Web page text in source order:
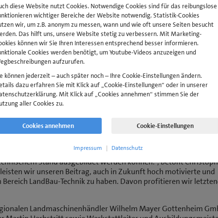
Bernd Hensle, Abteilungsleiter Überbetriebliche Ausbildung der
und regionalem Händler für die Leihgabe. „Wir können
dem aktuellsten Stand ausbilden. Diese Unterstützung hilft,
anwesenden Auszubildenden und Ausbilder aus der Land-
LandBauTechnik Baden, der stellvertretende Obermeister
und nahmen den neuen Schlepper direkt in Augenschein.
wurden dem Hersteller feierlich eine Sponsorenurkunde und
oft eingesetztes Fahrzeugmodell für die Ausbildungs- und
zur Verfügung. Neben Elektronik-, Getriebe- und
ist auch aktuellste satellitengestützte Technologie verbaut. Der
im Bildungshaus der Handwerkskammer Freiburg gerne.
Akademie in Freiburg zu unterstützen, damit die
Stand ausgebildet werden können.“, betont Christoph
wir unseren Beitrag, auch in Zukunft hoch motivierte und
LandBau-Technik zu haben. Davon profitieren wir
Landmaschinenhändler Wilhelm Mayer Gottenheim
diese Website nutzt Cookies. Notwendige Cookies sind für das reibungslose
wichtiger Bereiche der Website notwendig. Statistik-Cookies
wir, um z.B. anonym zu messen, wann und wie oft unsere Seiten besucht
Das hilft uns, unsere Website stetig zu verbessern. Mit Marketing-
können wir Sie Ihren Interessen entsprechend besser informieren.
Cookies werden benötigt, um Youtube-Videos anzuzeigen und
aufzurufen.
können jederzeit – auch später noch – Ihre Cookie-Einstellungen ändern.
dazu erfahren Sie mit Klick auf „Cookie-Einstellungen“ oder in unserer
Mit Klick auf „Cookies annehmen“ stimmen Sie der
aller Cookies zu.
Cookies annehmen Cookie-Einstellungen
Impressum | Datenschutz